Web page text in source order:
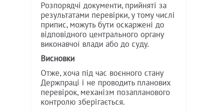
Розпорядчі документи, прийняті за
результатами перевірки, у тому числі
припис, можуть бути оскаржені до
відповідного центрального органу
виконавчої влади або до суду.
Висновки
Отже, хоча під час воєнного стану
Держпраці і не проводить планових
перевірок, механізм позапланового
контролю зберігається.